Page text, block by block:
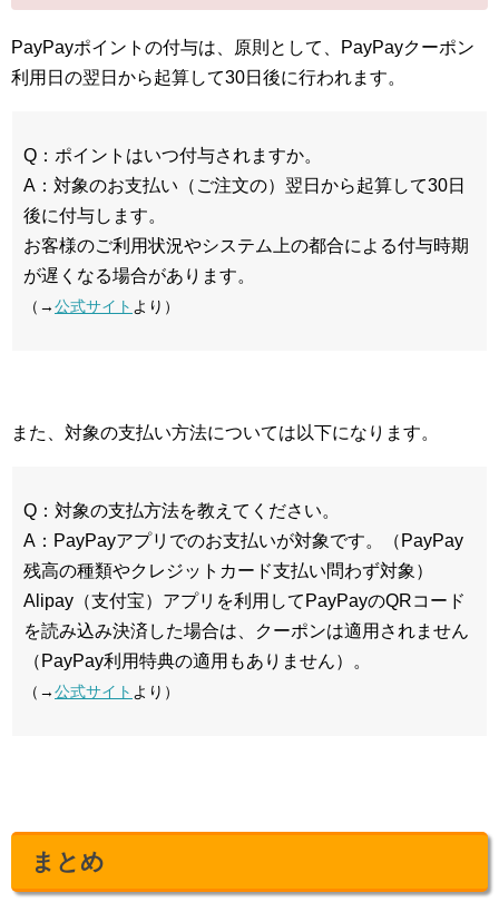
PayPayポイントの付与は、原則として、PayPayクーポン
利用日の翌日から起算して30日後に行われます。
Q：ポイントはいつ付与されますか。
A：対象のお支払い（ご注文の）翌日から起算して30日
後に付与します。
お客様のご利用状況やシステム上の都合による付与時期
が遅くなる場合があります。
（→公式サイト より）
また、対象の支払い方法については以下になります。
Q：対象の支払方法を教えてください。
A：PayPayアプリでのお支払いが対象です。（PayPay
残高の種類やクレジットカード支払い問わず対象）
Alipay（支付宝）アプリを利用してPayPayのQRコード
を読み込み決済した場合は、クーポンは適用されません
（PayPay利用特典の適用もありません）。
（→公式サイト より）
まとめ